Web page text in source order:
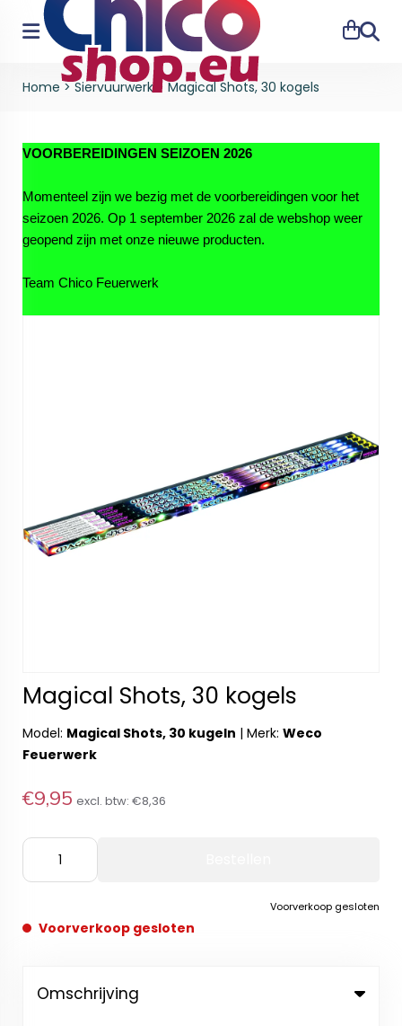
Home >Siervuurwerk >Magical Shots, 30 kogels
VOORBEREIDINGEN SEIZOEN 2026
Momenteel zijn we bezig met de voorbereidingen voor het
seizoen 2026. Op 1 september 2026 zal de webshop weer
geopend zijn met onze nieuwe producten.
Team Chico Feuerwerk
Magical Shots, 30 kogels
Model: Magical Shots, 30 kugeln | Merk: Weco
Feuerwerk
€9,95 excl. btw: €8,36
Voorverkoop gesloten
Voorverkoop gesloten
Omschrijving